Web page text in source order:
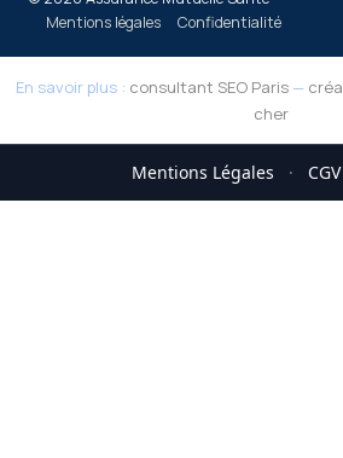
Mentions légales
Confidentialité
En savoir plus : consultant SEO Paris —
cher
Mentions Légales · CGV